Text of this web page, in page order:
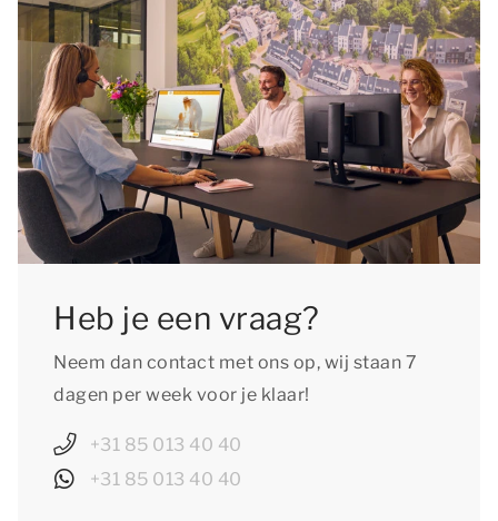
voegen aan je reservering en de
huisdierentoeslag te voldoen.
Heb je een vraag?
Neem dan contact met ons op, wij staan 7
dagen per week voor je klaar!
+31 85 013 40 40
+31 85 013 40 40